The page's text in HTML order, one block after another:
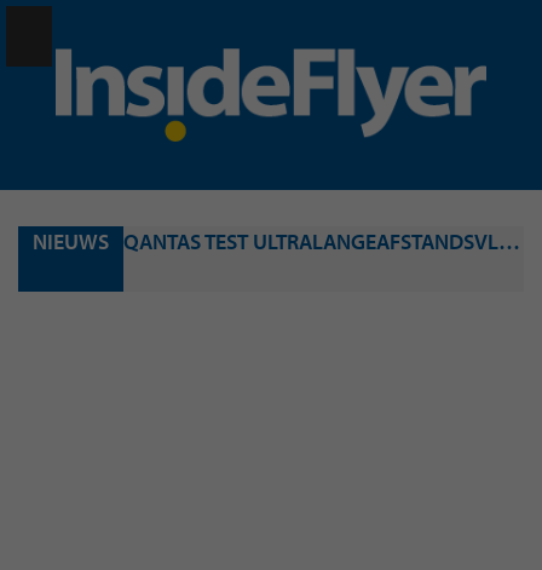
NIEUWS QANTAS TEST ULTRALANGEAFSTANDSVLIEGTUIG: IN RUIM 22 UUR NON-STOP VAN LONDEN NAAR SYDNEY